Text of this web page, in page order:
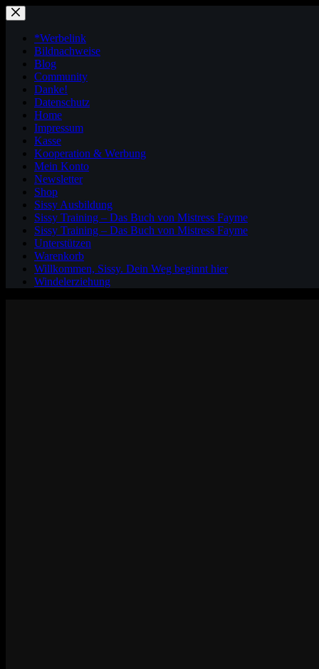
Zum
Inhalt
springen*Werbelink
Bildnachweise
Blog
Community
Danke!
Datenschutz
Home
Impressum
Kasse
Kooperation & Werbung
Mein Konto
Newsletter
Shop
Sissy Ausbildung
Sissy Training – Das Buch von Mistress Fayme
Sissy Training – Das Buch von Mistress Fayme
Unterstützen
Warenkorb
Willkommen, Sissy. Dein Weg beginnt hier
Windelerziehung